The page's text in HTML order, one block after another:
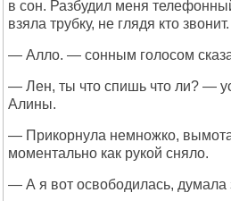
в сон. Разбудил меня
взяла трубку, не глядя кто звонит.
— Алло. — сонным голосом
— Лен, ты что спишь что ли? —
Алины.
— Прикорнула немножко,
моментально как рукой сняло.
— А я вот освободилась, думала